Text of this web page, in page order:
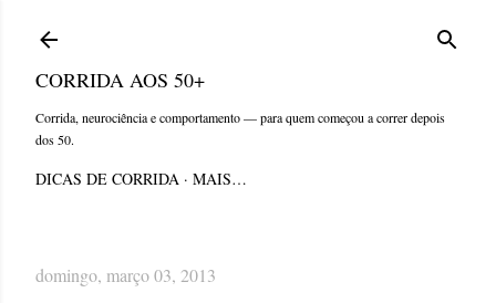
CORRIDA AOS 50+
Corrida, neurociência e comportamento — para quem começou a correr depois
dos 50.
DICAS DE CORRIDA MAIS…
domingo, março 03, 2013